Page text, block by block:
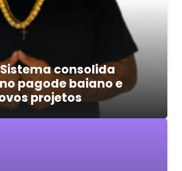
consolida
pagode baiano e
projetos